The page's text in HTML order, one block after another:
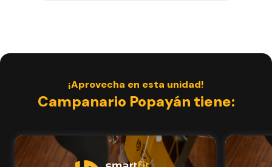
¡Aprovecha en esta unidad!
Campanario Popayán tiene: